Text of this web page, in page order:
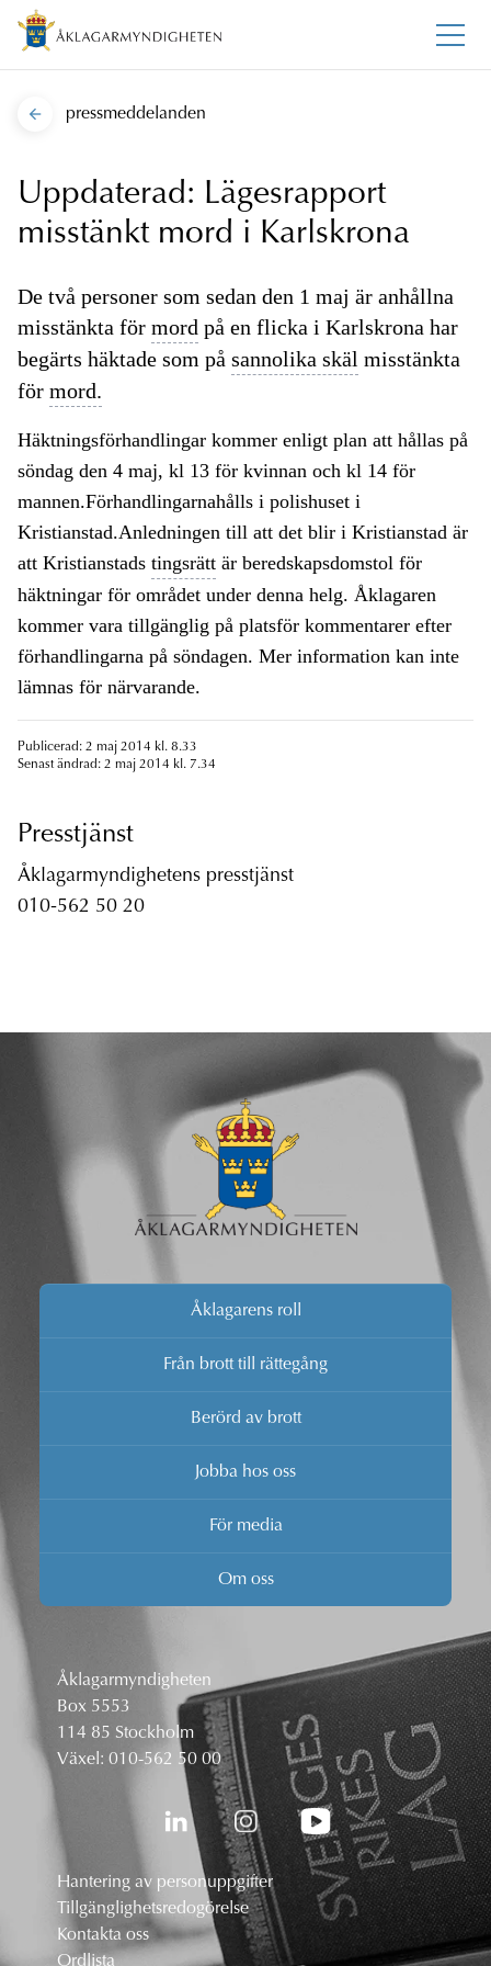
pressmeddelanden
Uppdaterad: Lägesrapport
misstänkt mord i Karlskrona
De två personer som sedan den 1 maj är anhållna
misstänkta för mord på en flicka i Karlskrona har
begärts häktade som på sannolika skäl misstänkta
för mord.
Häktningsförhandlingar kommer enligt plan att hållas på
söndag den 4 maj, kl 13 för kvinnan och kl 14 för
mannen.Förhandlingarnahålls i polishuset i
Kristianstad.Anledningen till att det blir i Kristianstad är
att Kristianstads tingsrätt är beredskapsdomstol för
häktningar för området under denna helg. Åklagaren
kommer vara tillgänglig på platsför kommentarer efter
förhandlingarna på söndagen. Mer information kan inte
lämnas för närvarande.
Publicerad: 2 maj 2014 kl. 8.33
Senast ändrad: 2 maj 2014 kl. 7.34
Presstjänst
Åklagarmyndighetens presstjänst
010-562 50 20
Åklagarens roll
Från brott till rättegång
Berörd av brott
Jobba hos oss
För media
Om oss
Åklagarmyndigheten
Box 5553
114 85 Stockholm
Växel: 010-562 50 00
Hantering av personuppgifter
Tillgänglighetsredogörelse
Kontakta oss
Ordlista